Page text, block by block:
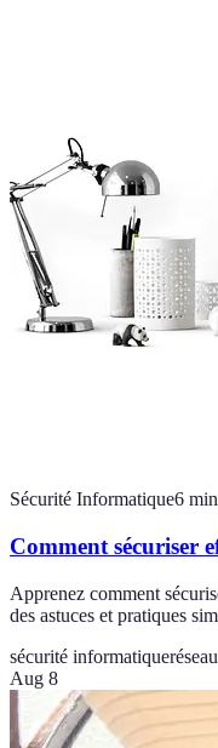
Sécurité Informatique6 min
Comment sécuriser
Apprenez comment
des astuces et pratiques
sécurité informatique
Aug 8